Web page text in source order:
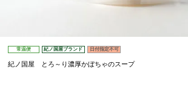
常温便 紀ノ国屋ブランド 日付指定不可
紀ノ国屋 とろ～り濃厚かぼちゃのスープ